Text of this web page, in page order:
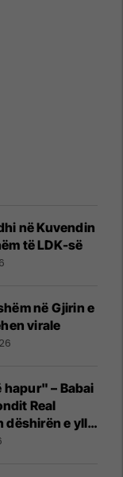
në Kuvendin
të LDK-së
në Gjirin e
virale
hapur" – Babai
Real
dëshirën e yllit